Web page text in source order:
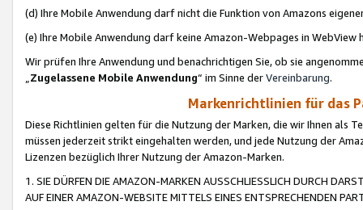
(d) Ihre Mobile Anwendung darf nicht die Funktion von Amazons
(e) Ihre Mobile Anwendung darf keine Amazon-Webpages in WebView
Wir prüfen Ihre Anwendung und benachrichtigen Sie, ob sie
„Zugelassene Mobile Anwendung“ im Sinne derVereinbarung.
Markenrichtlinien für das
Diese Richtlinien gelten für die Nutzung der Marken, die wir Ihnen als
müssen jederzeit strikt eingehalten werden, und jede Nutzung der
Lizenzen bezüglich Ihrer Nutzung der Amazon-Marken.
1. SIE DÜRFEN DIE AMAZON-MARKEN AUSSCHLIESSLICH DURCH
AUF EINER AMAZON-WEBSITE MITTELS EINES ENTSPRECHENDEN